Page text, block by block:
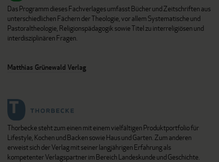
Das Programm dieses Fachverlages umfasst Bücher und Zeitschriften aus
unterschiedlichen Fächern der Theologie, vor allem Systematische und
Pastoraltheologie, Religionspädagogik sowie Titel zu interreligiösen und
interdisziplinären Fragen.
Matthias Grünewald Verlag
Thorbecke steht zum einen mit einem vielfältigen Produktportfolio für
Lifestyle, Kochen und Backen sowie Haus und Garten. Zum anderen
erweist sich der Verlag mit seiner langjährigen Erfahrung als
kompetenter Verlagspartner im Bereich Landeskunde und Geschichte.